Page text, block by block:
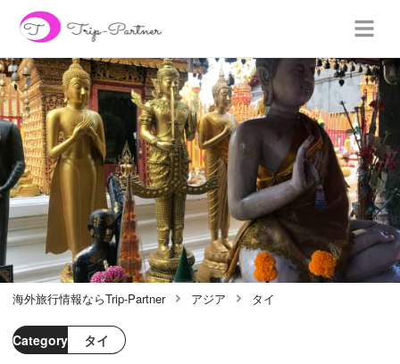
海外旅行情報ならTrip-Partner アジア タイ
Category タイ